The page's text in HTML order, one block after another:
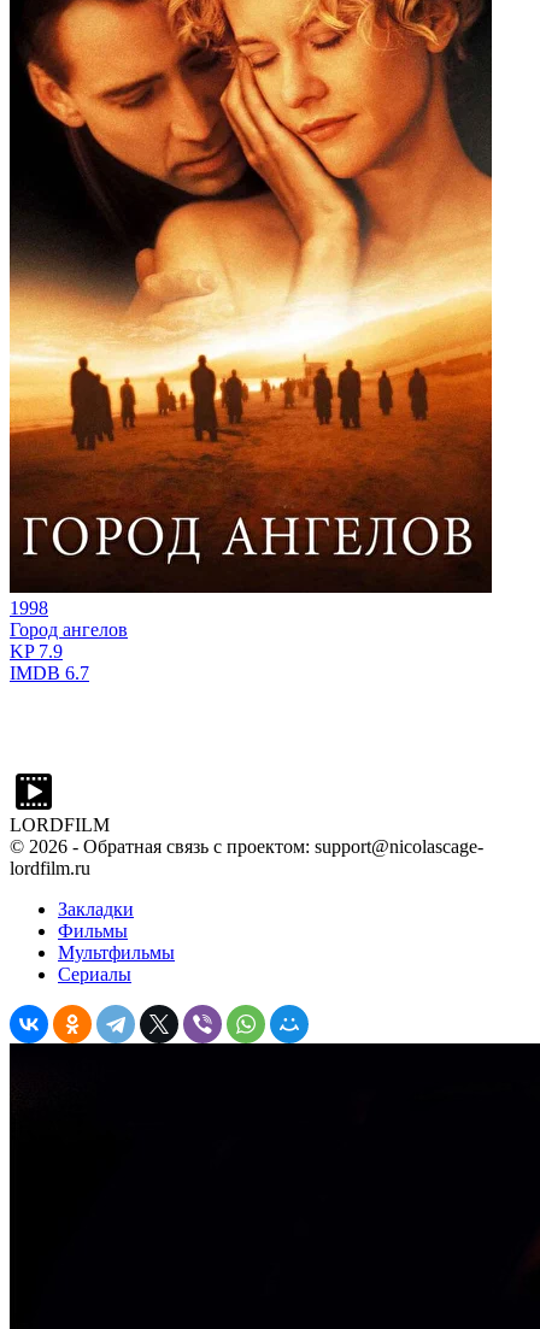
1998
Город ангелов
KP7.9
IMDB 6.7
LORDFILM
© 2026 - Обратная связь с проектом: support@nicolascage-
lordfilm.ru
Закладки
Фильмы
Мультфильмы
Сериалы